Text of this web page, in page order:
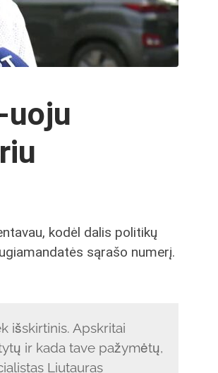
uoju
kodėl dalis politikų
sąrašo numerį.
išskirtinis. Apskritai
ir kada tave pažymėtų,
Liutauras